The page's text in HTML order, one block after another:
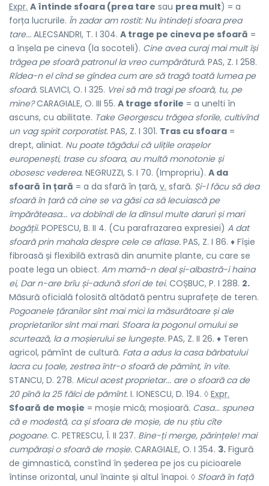
Expr. A întinde sfoara (prea tare sau prea mult) = a
forța lucrurile. În zadar am rostit: Nu întindeți sfoara prea
tare... ALECSANDRI, T. I 304. A trage pe cineva pe sfoară =
a înșela pe cineva (la socoteli). Cine avea curaj mai mult își
trăgea pe sfoară patronul la vreo cumpărătură. PAS, Z. I 258.
Rîdea-n el cînd se gîndea cum are să tragă toată lumea pe
sfoară. SLAVICI, O. I 325. Vrei să mă tragi pe sfoară, tu, pe
mine?CARAGIALE, O. III 55. A trage sforile = a unelti în
ascuns, cu abilitate. Take Georgescu trăgea sforile, cultivînd
un vag spirit corporatist. PAS, Z. I 301. Tras cu sfoara =
drept, aliniat. Nu poate tăgădui că ulițile orașelor
europenești, trase cu sfoara, au multă monotonie și
obosesc vederea. NEGRUZZI, S. I 70. (Impropriu). A da
sfoară în țară = a da sfară în țară, v. sfară. Și-l făcu să dea
sfoară în țară că cine se va găsi ca să lecuiască pe
împărăteasa... va dobîndi de la dînsul multe daruri și mari
bogății. POPESCU, B. II 4. (Cu parafrazarea expresiei) A dat
sfoară prin mahala despre cele ce aflase. PAS, Z. I 86. ♦ Fîșie
fibroasă și flexibilă extrasă din anumite plante, cu care se
poate lega un obiect. Am mamă-n deal și-albastră-i haina
ei, Dar n-are brîu și-adună sfori de tei. COȘBUC, P. I 288. 2.
Măsură oficială folosită altădată pentru suprafețe de teren.
Pogoanele țăranilor sînt mai mici la măsurătoare și ale
proprietarilor sînt mai mari. Sfoara la pogonul omului se
scurtează, la a moșierului se lungește. PAS, Z. II 26. ♦ Teren
agricol, pămînt de cultură. Fata a adus la casa bărbatului
lacra cu țoale, zestrea într-o sfoară de pămînt, în vite.
STANCU, D. 278. Micul acest proprietar... are o sfoară ca de
20 pînă la 25 fălci de pămînt. I. IONESCU, D. 194. ◊ Expr.
Sfoară de moșie = moșie mică; moșioară. Casa... spunea
că e modestă, ca și sfoara de moșie, de nu știu cîte
pogoane. C. PETRESCU, Î. II 237. Bine-ți merge, părințele! mai
cumpărași o sfoară de moșie. CARAGIALE, O. I 354. 3. Figură
de gimnastică, constînd în șederea pe jos cu picioarele
întinse orizontal, unul înainte și altul înapoi. ◊ Sfoară în față